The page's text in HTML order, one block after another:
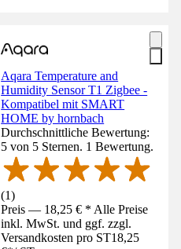
Aqara Temperature and
Humidity Sensor T1 Zigbee -
Kompatibel mit SMART
HOME by hornbach
Durchschnittliche Bewertung:
5 von 5 Sternen. 1 Bewertung.
(1)
Preis — 18,25 € * Alle Preise
inkl. MwSt. und ggf. zzgl.
Versandkosten pro ST18,25